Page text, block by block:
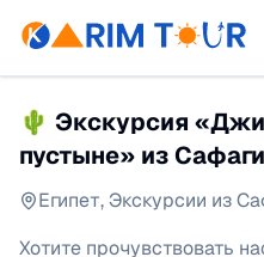
🌵 Экскурсия
пустыне» из Сафаги
Египет,Экскурсии из
Хотите прочувствовать